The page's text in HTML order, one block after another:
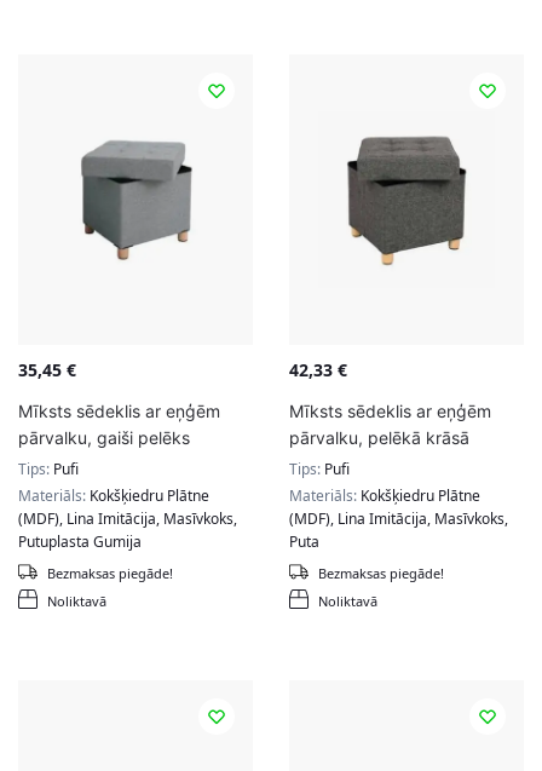
35,45 €
Mīksts sēdeklis ar eņģēm
pārvalku, gaiši pelēks
Tips: Pufi
Materiāls: Kokšķiedru Plātne
(MDF), Lina Imitācija, Masīvkoks,
Putuplasta Gumija
Dziļums cm:38
Noliktavā
Bezmaksas piegāde!
42,33 €
Mīksts sēdeklis ar eņģēm
pārvalku, pelēkā krāsā
Tips: Pufi
Materiāls: Kokšķiedru Plātne
(MDF), Lina Imitācija, Masīvkoks,
Puta
Dziļums cm:38
Noliktavā
Bezmaksas piegāde!